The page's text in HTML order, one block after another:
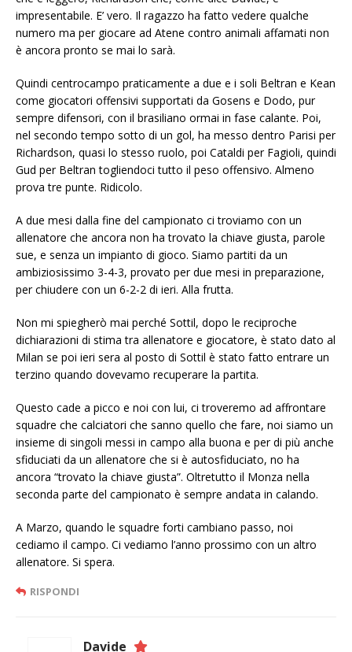
impresentabile. E’ vero. Il ragazzo ha fatto vedere qualche
numero ma per giocare ad Atene contro animali affamati non
è ancora pronto se mai lo sarà.
Quindi centrocampo praticamente a due e i soli Beltran e Kean
come giocatori offensivi supportati da Gosens e Dodo, pur
sempre difensori, con il brasiliano ormai in fase calante. Poi,
nel secondo tempo sotto di un gol, ha messo dentro Parisi per
Richardson, quasi lo stesso ruolo, poi Cataldi per Fagioli, quindi
Gud per Beltran togliendoci tutto il peso offensivo. Almeno
prova tre punte. Ridicolo.
A due mesi dalla fine del campionato ci troviamo con un
allenatore che ancora non ha trovato la chiave giusta, parole
sue, e senza un impianto di gioco. Siamo partiti da un
ambiziosissimo 3-4-3, provato per due mesi in preparazione,
per chiudere con un 6-2-2 di ieri. Alla frutta.
Non mi spiegherò mai perché Sottil, dopo le reciproche
dichiarazioni di stima tra allenatore e giocatore, è stato dato al
Milan se poi ieri sera al posto di Sottil è stato fatto entrare un
terzino quando dovevamo recuperare la partita.
Questo cade a picco e noi con lui, ci troveremo ad affrontare
squadre che calciatori che sanno quello che fare, noi siamo un
insieme di singoli messi in campo alla buona e per di più anche
sfiduciati da un allenatore che si è autosfiduciato, no ha
ancora “trovato la chiave giusta”. Oltretutto il Monza nella
seconda parte del campionato è sempre andata in calando.
A Marzo, quando le squadre forti cambiano passo, noi
cediamo il campo. Ci vediamo l’anno prossimo con un altro
allenatore. Si spera.
RISPONDI
Davide